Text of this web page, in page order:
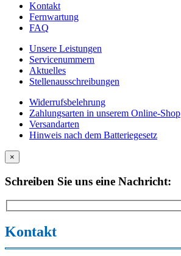
Kontakt
Fernwartung
FAQ
Unsere Leistungen
Servicenummern
Aktuelles
Stellenausschreibungen
Widerrufsbelehrung
Zahlungsarten in unserem Online-Shop
Versandarten
Hinweis nach dem Batteriegesetz
×
Schreiben Sie uns eine Nachricht:
Kontakt